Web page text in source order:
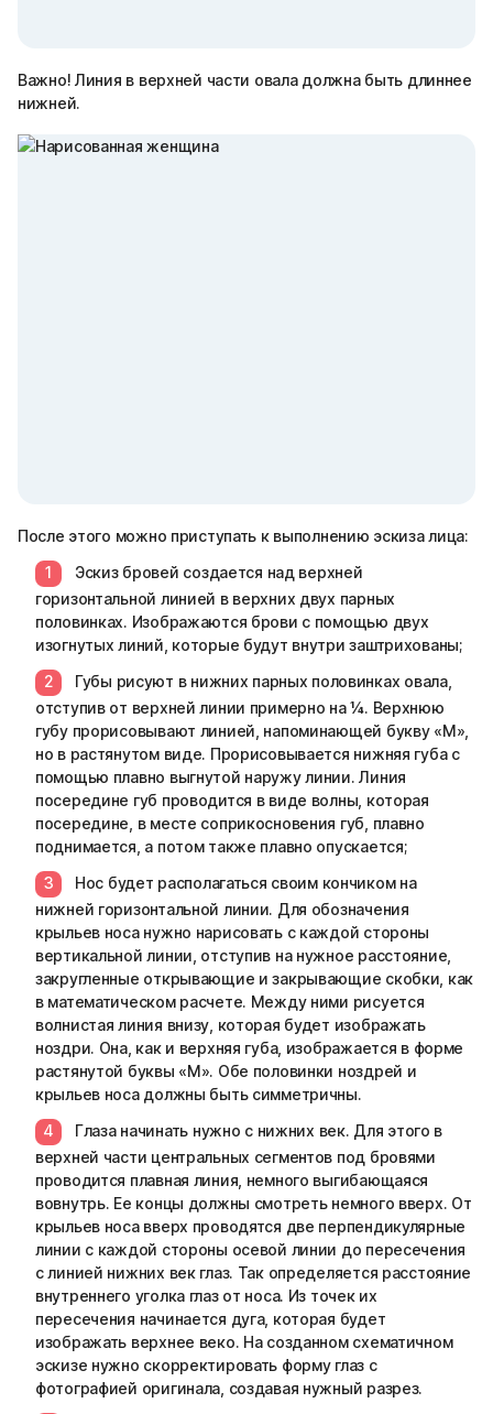
Важно! Линия в верхней части овала должна быть длиннее
нижней.
После этого можно приступать к выполнению эскиза лица:
Эскиз бровей создается над верхней
горизонтальной линией в верхних двух парных
половинках. Изображаются брови с помощью двух
изогнутых линий, которые будут внутри заштрихованы;
Губы рисуют в нижних парных половинках овала,
отступив от верхней линии примерно на ¼. Верхнюю
губу прорисовывают линией, напоминающей букву «М»,
но в растянутом виде. Прорисовывается нижняя губа с
помощью плавно выгнутой наружу линии. Линия
посередине губ проводится в виде волны, которая
посередине, в месте соприкосновения губ, плавно
поднимается, а потом также плавно опускается;
Нос будет располагаться своим кончиком на
нижней горизонтальной линии. Для обозначения
крыльев носа нужно нарисовать с каждой стороны
вертикальной линии, отступив на нужное расстояние,
закругленные открывающие и закрывающие скобки, как
в математическом расчете. Между ними рисуется
волнистая линия внизу, которая будет изображать
ноздри. Она, как и верхняя губа, изображается в форме
растянутой буквы «М». Обе половинки ноздрей и
крыльев носа должны быть симметричны.
Глаза начинать нужно с нижних век. Для этого в
верхней части центральных сегментов под бровями
проводится плавная линия, немного выгибающаяся
вовнутрь. Ее концы должны смотреть немного вверх. От
крыльев носа вверх проводятся две перпендикулярные
линии с каждой стороны осевой линии до пересечения
с линией нижних век глаз. Так определяется расстояние
внутреннего уголка глаз от носа. Из точек их
пересечения начинается дуга, которая будет
изображать верхнее веко. На созданном схематичном
эскизе нужно скорректировать форму глаз с
фотографией оригинала, создавая нужный разрез.